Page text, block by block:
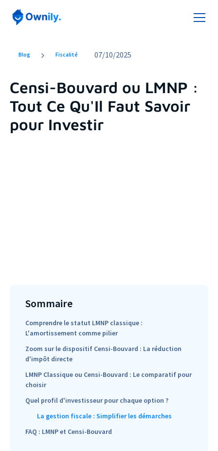
Blog Fiscalité 07/10/2025
Censi-Bouvard ou LMNP :
Tout Ce Qu'Il Faut Savoir
pour Investir
Sommaire
Comprendre le statut LMNP classique :
L'amortissement comme pilier
Zoom sur le dispositif Censi-Bouvard : La réduction
d'impôt directe
LMNP Classique ou Censi-Bouvard : Le comparatif pour
choisir
Quel profil d'investisseur pour chaque option ?
La gestion fiscale : Simplifier les démarches
FAQ : LMNP et Censi-Bouvard